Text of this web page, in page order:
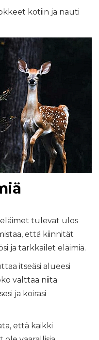
kotiin ja nauti
tulevat ulos
että kiinnität
ja tarkkailet eläimiä.
itseäsi alueesi
välttää niitä
ja koirasi
että kaikki